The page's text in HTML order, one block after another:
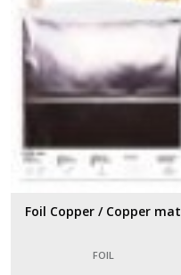
Foil Copper / Copper mat
FOIL